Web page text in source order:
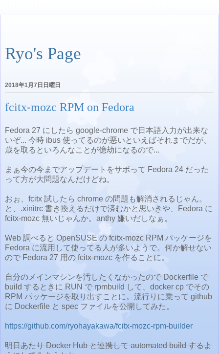
Ryo's Page
2018年1月7日日曜日
fcitx-mozc RPM on Fedora
Fedora 27 にしたら google-chrome で日本語入力が出来な
いぞ... 今時 ibus 使ってるのが悪いといえばそれまでだが、
歳を取るといろんなことが億劫になるので...
まぁ今の今までアップデートをサボって Fedora 24 だった
って方が大問題なんだけどね。
おぉ、fcitx 試したら chrome の問題も解消されるじゃん。
と、.xinitrc 書き換えるだけで済むかと思いきや、Fedora に
fcitx-mozc 無いじゃんか。anthy 嫌いだしなぁ。
Web 調べると OpenSUSE の fcitx-mozc RPM パッケージを
Fedora に流用して使ってる人が多いようで。何か解せない
ので Fedora 27 用の fcitx-mozc を作ることに。
自分のメインマシンを汚したくなかったので Dockerfile で
build するときに RUN で rpmbuild して、docker cp でその
RPM パッケージを取り出すことに。流行りに乗って github
に Dockerfile と spec ファイルを公開してみた。
https://github.com/ryohayakawa/fcitx-mozc-rpm-builder
明日あたり Docker Hub と連携して automated build するよ